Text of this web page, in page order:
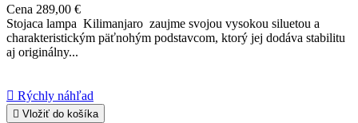
Cena 289,00 €
Stojaca lampa Kilimanjaro zaujme svojou vysokou siluetou a
charakteristickým päťnohým podstavcom, ktorý jej dodáva stabilitu
aj originálny...
 Rýchly náhľad
 Vložiť do košíka